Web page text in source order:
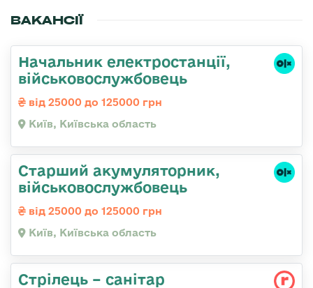
ВАКАНСІЇ
Начальник електpостанції,
військовослужбовець
від 25000 до 125000 грн
Київ, Київська область
Старший акумуляторник,
військовослужбовець
від 25000 до 125000 грн
Київ, Київська область
Стрілець – санітар